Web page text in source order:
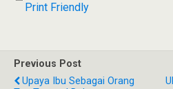
Print Friendly
Previous Post
Upaya Ibu Sebagai Orang